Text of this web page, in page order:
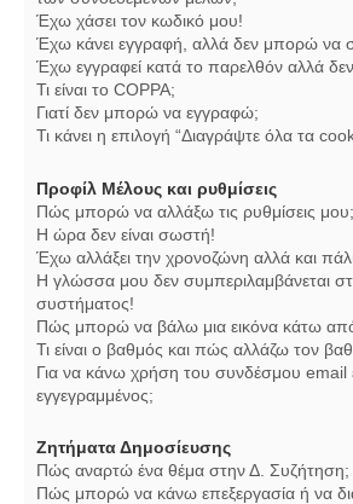
Έχω χάσει τον κωδικό μου!
Έχω κάνει εγγραφή, αλλά δεν μπορώ να
Έχω εγγραφεί κατά το παρελθόν αλλά
Τι είναι το COPPA;
Γιατί δεν μπορώ να εγγραφώ;
Τι κάνει η επιλογή “Διαγράψτε όλα τα
Προφίλ Μέλους και ρυθμίσεις
Πώς μπορώ να αλλάξω τις ρυθμίσεις μου;
Η ώρα δεν είναι σωστή!
Έχω αλλάξει την χρονοζώνη αλλά και
Η γλώσσα μου δεν συμπεριλαμβάνεται
συστήματος!
Πώς μπορώ να βάλω μια εικόνα κάτω
Τι είναι ο βαθμός και πώς αλλάζω τον
Για να κάνω χρήση του συνδέσμου email
εγγεγραμμένος;
Ζητήματα Δημοσίευσης
Πώς αναρτώ ένα θέμα στην Δ. Συζήτηση;
Πώς μπορώ να κάνω επεξεργασία ή να